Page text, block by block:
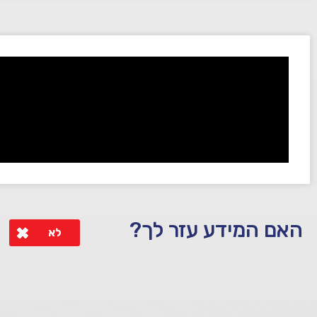
האם המידע עזר לך? לא